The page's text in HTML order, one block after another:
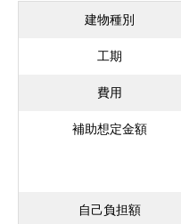
建物種別
工期
費用
補助想定金額
自己負担額